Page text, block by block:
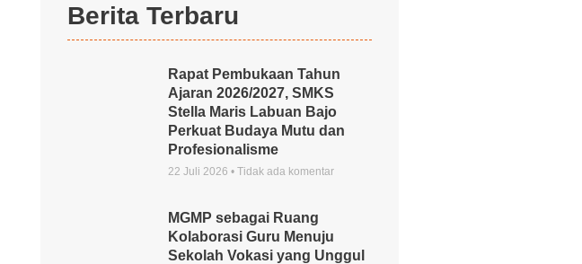
Berita Terbaru
Rapat Pembukaan Tahun
Ajaran 2026/2027, SMKS
Stella Maris Labuan Bajo
Perkuat Budaya Mutu dan
Profesionalisme
22 Juli 2026 Tidak ada komentar
MGMP sebagai Ruang
Kolaborasi Guru Menuju
Sekolah Vokasi yang Unggul